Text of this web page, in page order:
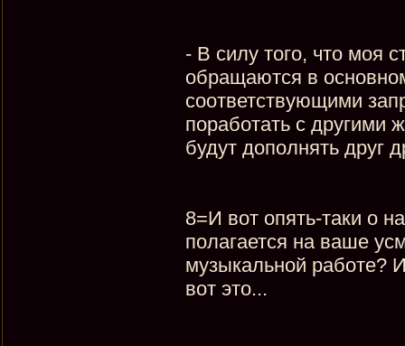
- В силу того, что моя
обращаются в
соответствующими
поработать с другими
будут дополнять друг
8=И вот опять-таки о
полагается на ваше
музыкальной работе?
вот это...